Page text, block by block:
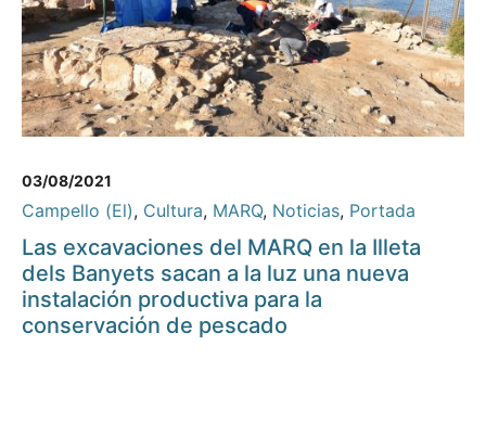
03/08/2021
Campello (El), Cultura, MARQ, Noticias, Portada
Las excavaciones del MARQ en la Illeta
dels Banyets sacan a la luz una nueva
instalación productiva para la
conservación de pescado